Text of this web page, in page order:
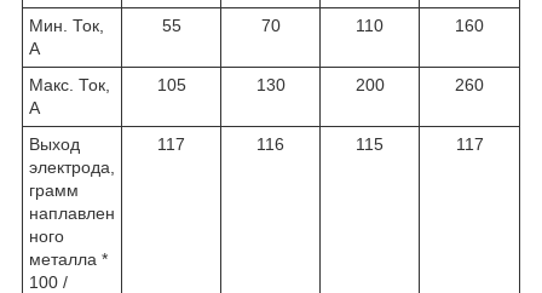
Мин. Ток,
А
55 70 110 160
Макс. Ток,
А
105 130 200 260
Выход
электрода,
грамм
наплавлен
ного
металла *
100 /
117 116 115 117